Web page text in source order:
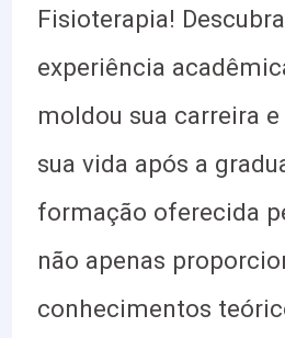
Fisioterapia!
experiência
moldou sua carreira
sua vida após a
formação oferecida
não apenas
conhecimentos